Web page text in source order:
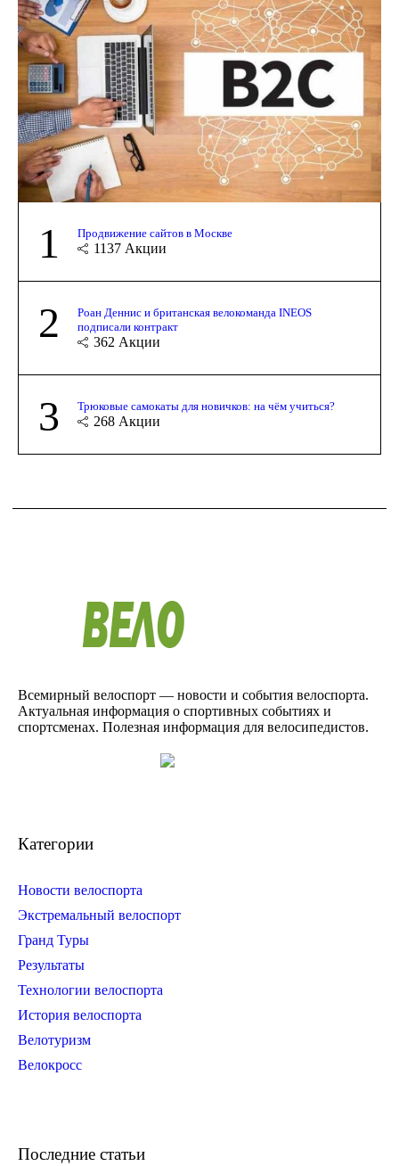
1 Продвижение сайтов в Москве
1137 Акции
2
Роан Деннис и британская велокоманда INEOS
подписали контракт
362 Акции
3 Трюковые самокаты для новичков: на чём учиться?
268 Акции
Всемирный велоспорт — новости и события велоспорта.
Актуальная информация о спортивных событиях и
спортсменах. Полезная информация для велосипедистов.
Категории
Новости велоспорта
Экстремальный велоспорт
Гранд Туры
Результаты
Технологии велоспорта
История велоспорта
Велотуризм
Велокросс
Последние статьи